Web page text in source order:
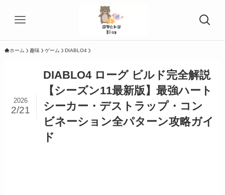
ホーム 趣味 ゲーム DIABLO4
DIABLO4 ローグ ビルド完全解説
【シーズン11最新版】最強ハート
シーカー・デストラップ・コン
ビネーション全パターン攻略ガイ
ド
2026
2/21